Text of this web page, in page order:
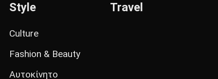
Style
Culture
Fashion & Beauty
Αυτοκίνητο
Travel